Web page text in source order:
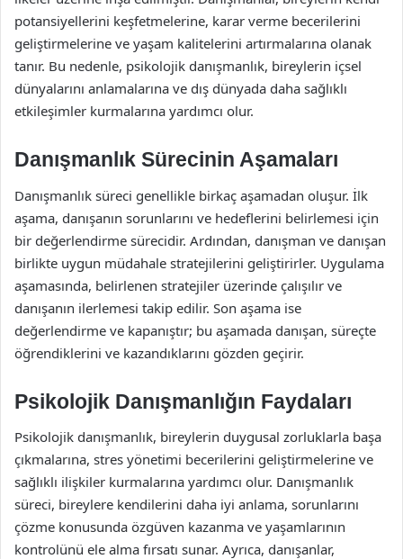
potansiyellerini keşfetmelerine, karar verme becerilerini
geliştirmelerine ve yaşam kalitelerini artırmalarına olanak
tanır. Bu nedenle, psikolojik danışmanlık, bireylerin içsel
dünyalarını anlamalarına ve dış dünyada daha sağlıklı
etkileşimler kurmalarına yardımcı olur.
Danışmanlık Sürecinin Aşamaları
Danışmanlık süreci genellikle birkaç aşamadan oluşur. İlk
aşama, danışanın sorunlarını ve hedeflerini belirlemesi için
bir değerlendirme sürecidir. Ardından, danışman ve danışan
birlikte uygun müdahale stratejilerini geliştirirler. Uygulama
aşamasında, belirlenen stratejiler üzerinde çalışılır ve
danışanın ilerlemesi takip edilir. Son aşama ise
değerlendirme ve kapanıştır; bu aşamada danışan, süreçte
öğrendiklerini ve kazandıklarını gözden geçirir.
Psikolojik Danışmanlığın Faydaları
Psikolojik danışmanlık, bireylerin duygusal zorluklarla başa
çıkmalarına, stres yönetimi becerilerini geliştirmelerine ve
sağlıklı ilişkiler kurmalarına yardımcı olur. Danışmanlık
süreci, bireylere kendilerini daha iyi anlama, sorunlarını
çözme konusunda özgüven kazanma ve yaşamlarının
kontrolünü ele alma fırsatı sunar. Ayrıca, danışanlar,